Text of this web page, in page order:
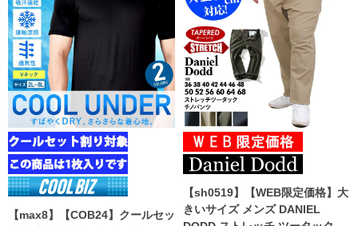
【max8】【COB24】クールセッ
【sh0519】【WEB限定価格】大
きいサイズ メンズ DANIEL